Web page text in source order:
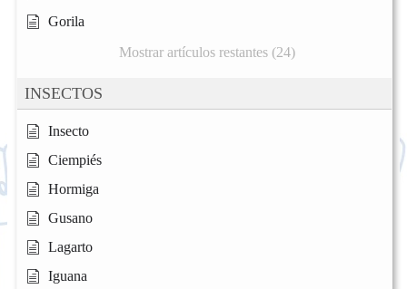
Gorila
Mostrar artículos restantes (24)
INSECTOS
Insecto
Ciempiés
Hormiga
Gusano
Lagarto
Iguana